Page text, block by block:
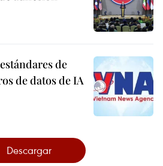
de
de datos de IA
Descargar